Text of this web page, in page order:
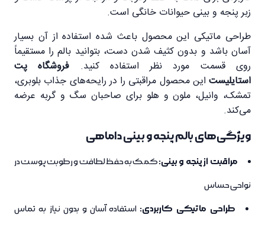
زبر پنجه و بینی حیوانات خانگی است.
طراحی ماتیکی این محصول باعث شده استفاده از آن بسیار
آسان باشد و بدون کثیف شدن دست، بتوانید بالم را مستقیماً
روی قسمت مورد نظر استفاده کنید. فروشگاه پت
استایلیست این محصول مراقبتی را در رایحه‌های جذاب بلوبری،
تمشک، وانیل، ملون و هلو برای صاحبان سگ و گربه عرضه
می‌کند.
ویژگی‌های بالم پنجه و بینی داماهی
مراقبت از پنجه و بینی:کمک به حفظ لطافت و رطوبت پوست در
نواحی حساس
طراحی ماتیکی کاربردی: استفاده آسان و بدون نیاز به تماس